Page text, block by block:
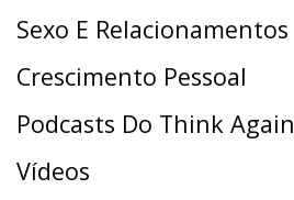
Sexo E Relacionamentos
Crescimento Pessoal
Podcasts Do Think Again
Vídeos